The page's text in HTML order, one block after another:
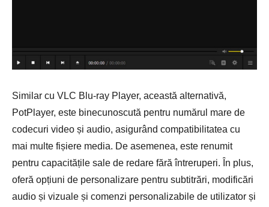
Similar cu VLC Blu-ray Player, această alternativă,
PotPlayer, este binecunoscută pentru numărul mare de
codecuri video și audio, asigurând compatibilitatea cu
mai multe fișiere media. De asemenea, este renumit
pentru capacitățile sale de redare fără întreruperi. În plus,
oferă opțiuni de personalizare pentru subtitrări, modificări
audio și vizuale și comenzi personalizabile de utilizator și